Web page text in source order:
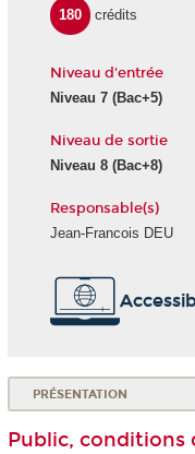
180 crédits
Niveau d'entrée
Niveau 7 (Bac+5)
Niveau de sortie
Niveau 8 (Bac+8)
Responsable(s)
Jean-Francois DEU
PRÉSENTATION
Public, conditions